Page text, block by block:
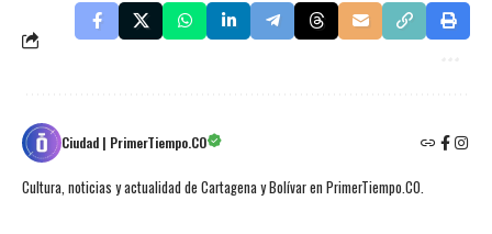
Ciudad | PrimerTiempo.CO
Cultura, noticias y actualidad de Cartagena y Bolívar en PrimerTiempo.CO.